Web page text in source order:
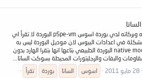
السلام عليكم ورحمة الله وبركاته لدي بوردة اسوس p5pe-vm البوردة لا تقرأ اي
في اعدادات البيوس لان موديل البوردة ليس به
اعداد rade mode او native mode البوردة الطبيعي بتاعها انها بتقرا الهارد بدون
والبفات والرجليتورات المحيطة بسوكت الساتا...
28 مايو 2011 اسوس الساتا بوردة
تقرأ